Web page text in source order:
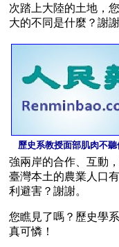
次踏上大陸的土地，
大的不同是什麼？謝謝
歷史系教授面部肌肉不聽
強兩岸的合作、互動
臺灣本土的農業人口
利避害？謝謝。
您瞧見了嗎？歷史學
真可憐！